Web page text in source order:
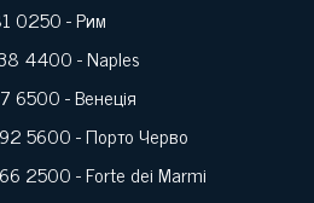
0250- Рим
4400- Naples
6500- Венеція
5600- Порто Черво
2500- Forte dei Marmi